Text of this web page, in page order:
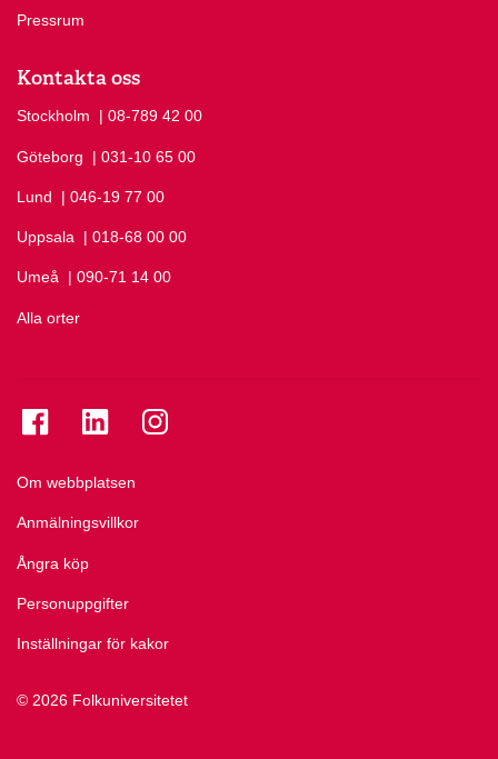
Pressrum
Kontakta oss
Stockholm Ring Stockholm på
| 08-789 42 00
Göteborg Ring Göteborg på
| 031-10 65 00
Lund Ring Lund på
| 046-19 77 00
Uppsala Ring Uppsala på
| 018-68 00 00
Umeå Ring Umeå på
| 090-71 14 00
Alla orter
© 2026 Folkuniversitetet
Om webbplatsen
Anmälningsvillkor
Ångra köp
Personuppgifter
Inställningar för kakor
Se folkuniversitetet på Facebook
Se folkuniversitetet på LinkedIn